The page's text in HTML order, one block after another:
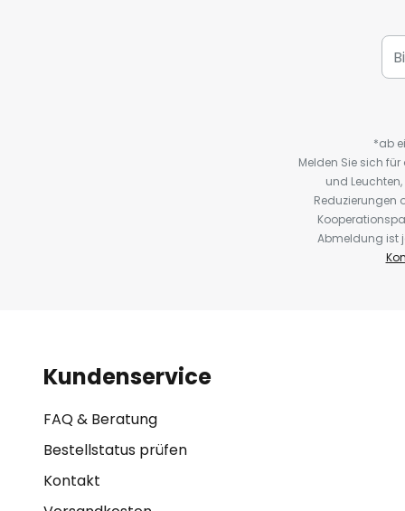
*ab
Melden Sie sich
und
Reduzierungen
Abmeldung ist
Kundenservice
FAQ & Beratung
Bestellstatus prüfen
Kontakt